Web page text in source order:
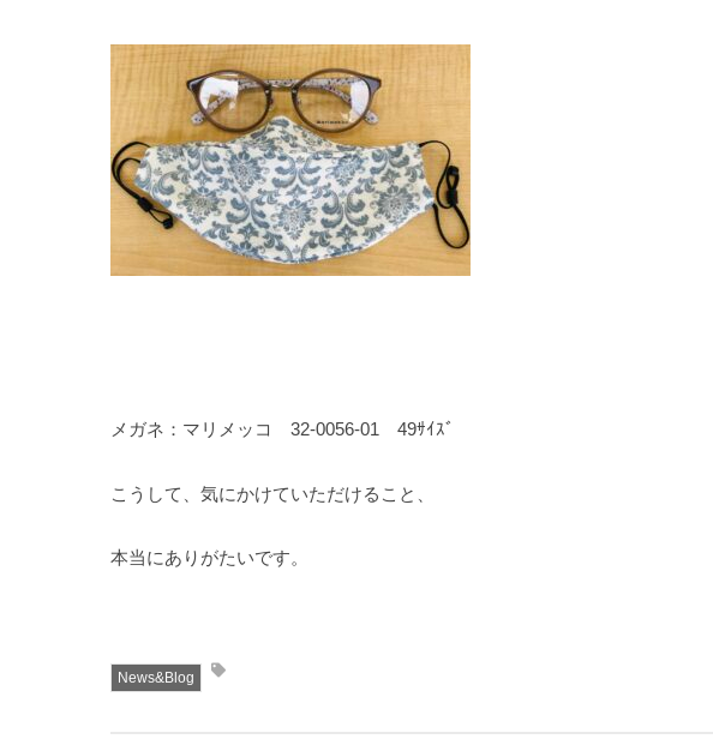
メガネ：マリメッコ 32-0056-01 49ｻｲｽﾞ
こうして、気にかけていただけること、
本当にありがたいです。
News&Blog